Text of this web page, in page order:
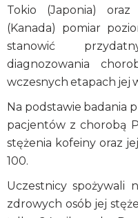
Tokio (Japonia)
(Kanada) pomiar
stanowić
diagnozowania
wczesnych etapach jej
Na podstawie badania
pacjentów z chorobą
stężenia kofeiny oraz
100.
Uczestnicy spożywali
zdrowych osób jej